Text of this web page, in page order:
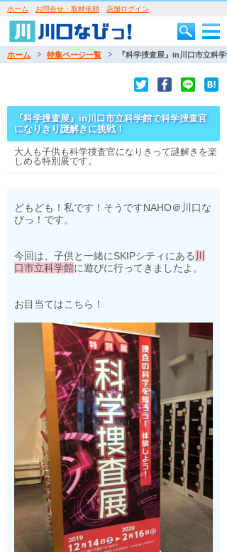
ホーム お問合せ・取材依頼 店舗ログイン
ホーム 特集ページ一覧 『科学捜査展』in川口市立科
『科学捜査展』in川口市立科学館で科学捜査官
になりきり謎解きに挑戦！
大人も子供も科学捜査官になりきって謎解きを楽
しめる特別展です。
どもども！私です！そうですNAHO＠川口な
びっ！です。
今回は、子供と一緒にSKIPシティにある 川
口市立科学館に遊びに行ってきましたよ。
お目当てはこちら！